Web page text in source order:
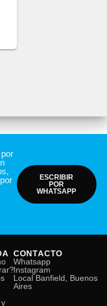
ESCRIBIR
POR
WHATSAPP
CONTACTO
Whatsapp
Instagram
Local Banfield, Buenos
Aires